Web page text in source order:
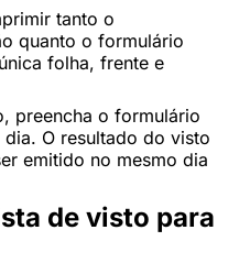
tanto o
quanto o formulário
folha, frente e
preencha o formulário
O resultado do visto
emitido no mesmo dia
de visto para